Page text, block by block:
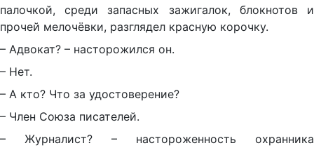
палочкой, среди запасных зажигалок, блокнотов и
прочей мелочёвки, разглядел красную корочку.
– Адвокат? – насторожился он.
– Нет.
– А кто? Что за удостоверение?
– Член Союза писателей.
– Журналист? – настороженность охранника